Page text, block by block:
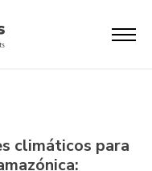
climáticos para